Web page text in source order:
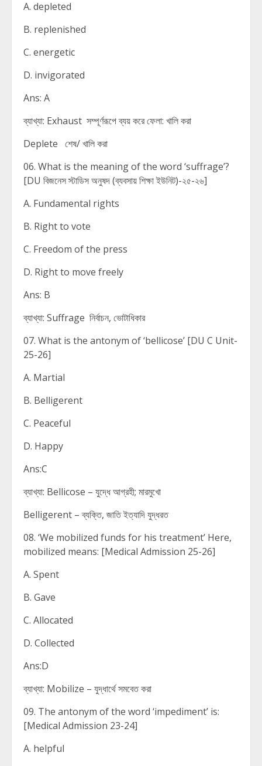
A. depleted
B. replenished
C. energetic
D. invigorated
Ans: A
ব্যাখ্যা: Exhaust সম্পূর্ণরূপে ব্যয় করে ফেলা: খালি করা
Deplete শেষ/ খালি করা
06. What is the meaning of the word ‘suffrage’?
[DU বিজনেস স্টাডিস অনুষদ (ব্যবসায় শিক্ষা ইউনিট)-২৫-২৬]
A. Fundamental rights
B. Right to vote
C. Freedom of the press
D. Right to move freely
Ans: B
ব্যাখ্যা: Suffrage নির্বাচন, ভোটাধিকার
07. What is the antonym of ‘bellicose’ [DU C Unit-
25-26]
A. Martial
B. Belligerent
C. Peaceful
D. Happy
Ans:C
ব্যাখ্যা: Bellicose – যুদ্ধে আগ্রহী; মারমুখো
Belligerent – ব্যক্তি, জাতি ইত্যাদি যুদ্ধরত
08. ‘We mobilized funds for his treatment’ Here,
mobilized means: [Medical Admission 25-26]
A. Spent
B. Gave
C. Allocated
D. Collected
Ans:D
ব্যাখ্যা: Mobilize – যুদ্ধার্থে সমবেত করা
09. The antonym of the word ‘impediment’ is:
[Medical Admission 23-24]
A. helpful